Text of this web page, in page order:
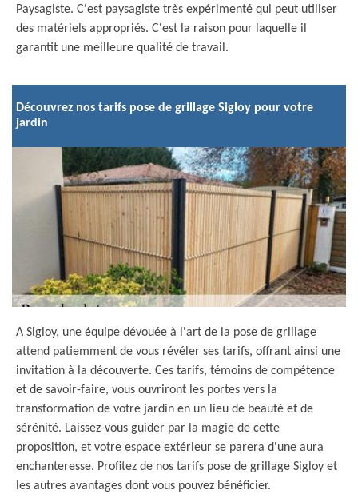
Paysagiste. C'est paysagiste très expérimenté qui peut utiliser
des matériels appropriés. C'est la raison pour laquelle il
garantit une meilleure qualité de travail.
Découvrez nos tarifs pose de grillage Sigloy pour votre
jardin
A Sigloy, une équipe dévouée à l'art de la pose de grillage
attend patiemment de vous révéler ses tarifs, offrant ainsi une
invitation à la découverte. Ces tarifs, témoins de compétence
et de savoir-faire, vous ouvriront les portes vers la
transformation de votre jardin en un lieu de beauté et de
sérénité. Laissez-vous guider par la magie de cette
proposition, et votre espace extérieur se parera d'une aura
enchanteresse. Profitez de nos tarifs pose de grillage Sigloy et
les autres avantages dont vous pouvez bénéficier.